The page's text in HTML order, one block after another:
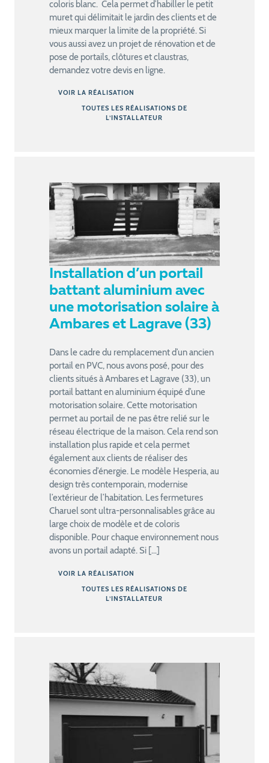
coloris blanc. Cela permet d’habiller le petit
muret qui délimitait le jardin des clients et de
mieux marquer la limite de la propriété. Si
vous aussi avez un projet de rénovation et de
pose de portails, clôtures et claustras,
demandez votre devis en ligne.
VOIR LA RÉALISATION
TOUTES LES RÉALISATIONS DE
L’INSTALLATEUR
Installation d’un portail
battant aluminium avec
une motorisation solaire à
Ambares et Lagrave (33)
Dans le cadre du remplacement d’un ancien
portail en PVC, nous avons posé, pour des
clients situés à Ambares et Lagrave (33), un
portail battant en aluminium équipé d’une
motorisation solaire. Cette motorisation
permet au portail de ne pas être relié sur le
réseau électrique de la maison. Cela rend son
installation plus rapide et cela permet
également aux clients de réaliser des
économies d’énergie. Le modèle Hesperia, au
design très contemporain, modernise
l’extérieur de l’habitation. Les fermetures
Charuel sont ultra-personnalisables grâce au
large choix de modèle et de coloris
disponible. Pour chaque environnement nous
avons un portail adapté. Si […]
VOIR LA RÉALISATION
TOUTES LES RÉALISATIONS DE
L’INSTALLATEUR